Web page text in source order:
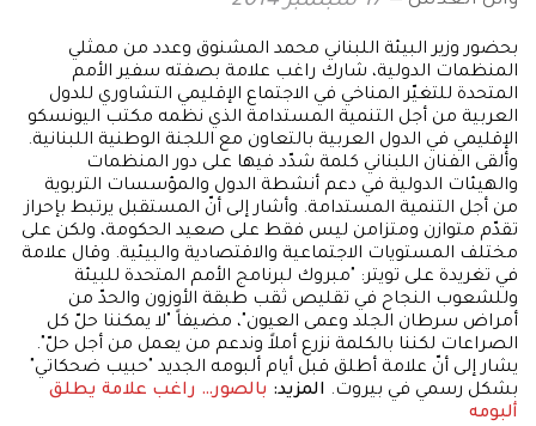
بحضور وزير البيئة اللبناني محمد المشنوق وعدد من ممثلي
المنظمات الدولية، شارك راغب علامة بصفته سفير الأمم
المتحدة للتغيّر المناخي في الاجتماع الإقليمي التشاوري للدول
العربية من أجل التنمية المستدامة الذي نظمه مكتب اليونسكو
الإقليمي في الدول العربية بالتعاون مع اللجنة الوطنية اللبنانية.
وألقى الفنان اللبناني كلمة شدّد فيها على دور المنظمات
والهيئات الدولية في دعم أنشطة الدول والمؤسسات التربوية
من أجل التنمية المستدامة. وأشار إلى أنّ المستقبل يرتبط بإحراز
تقدّم متوازن ومتزامن ليس فقط على صعيد الحكومة، ولكن على
مختلف المستويات الاجتماعية والاقتصادية والبيئية. وقال علامة
في تغريدة على تويتر: "مبروك لبرنامج الأمم المتحدة للبيئة
وللشعوب النجاح في تقليص ثقب طبقة الأوزون والحدّ من
أمراض سرطان الجلد وعمى العيون"، مضيفاً "لا يمكننا حلّ كل
الصراعات لكننا بالكلمة نزرع أملاً وندعم من يعمل من أجل حلّ".
يشار إلى أنّ علامة أطلق قبل أيام ألبومه الجديد "حبيب ضحكاتي"
بشكل رسمي في بيروت. المزيد: بالصور… راغب علامة يطلق
ألبومه